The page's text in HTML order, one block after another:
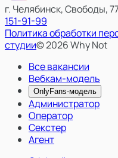
г. Челябинск, Свободы,
151-91-99
Политика обработки
студии© 2026 Why Not
Все вакансии
Вебкам-модель
OnlyFans-модель
Администратор
Оператор
Секстер
Агент